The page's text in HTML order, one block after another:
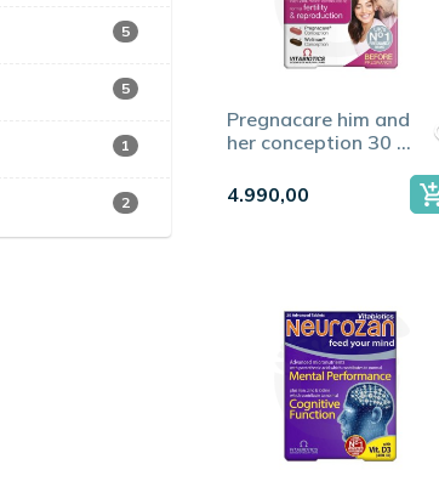
5
5
1
2
Pregnacare him and
her conception 30 +
4.990,00